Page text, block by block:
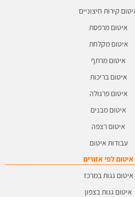
קירות חיצוניים
איטום מרפסת
איטום מקלחת
איטום מרתף
איטום בריכות
איטום פרגולה
איטום מבנים
איטום רצפה
עבודות איטום
איטום לפי אזורים
איטום גגות במרכז
איטום גגות בצפון